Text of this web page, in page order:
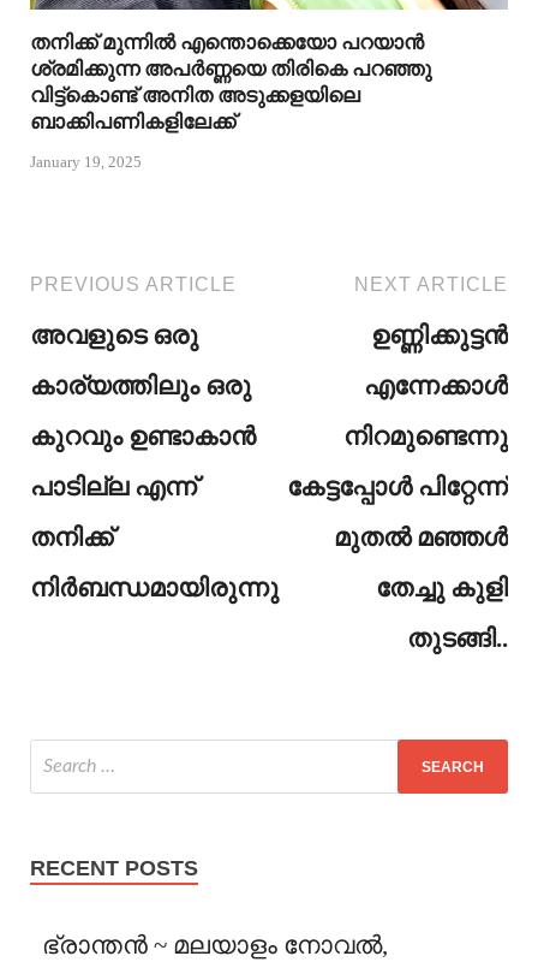
തനിക്ക് മുന്നിൽ എന്തൊക്കെയോ പറയാൻ
ശ്രമിക്കുന്ന അപർണ്ണയെ തിരികെ പറഞ്ഞു
വിട്ട്കൊണ്ട് അനിത അടുക്കളയിലെ
ബാക്കിപണികളിലേക്ക്
January 19, 2025
PREVIOUS ARTICLE
അവളുടെ ഒരു
കാര്യത്തിലും ഒരു
കുറവും ഉണ്ടാകാൻ
പാടില്ല എന്ന്
തനിക്ക്
നിർബന്ധമായിരുന്നു
NEXT ARTICLE
ഉണ്ണിക്കുട്ടൻ
എന്നേക്കാൾ
നിറമുണ്ടെന്നു
കേട്ടപ്പോൾ പിറ്റേന്ന്
മുതൽ മഞ്ഞൾ
തേച്ചു കുളി
തുടങ്ങി..
RECENT POSTS
ഭ്രാന്തൻ ~ മലയാളം നോവൽ,